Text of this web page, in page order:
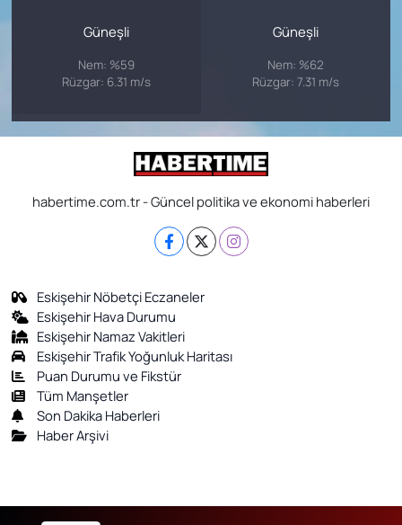
Güneşli
Nem: %59
Rüzgar: 6.31 m/s
Güneşli
Nem: %62
Rüzgar: 7.31 m/s
habertime.com.tr - Güncel politika ve ekonomi haberleri
Eskişehir Nöbetçi Eczaneler
Eskişehir Hava Durumu
Eskişehir Namaz Vakitleri
Eskişehir Trafik Yoğunluk Haritası
Puan Durumu ve Fikstür
Tüm Manşetler
Son Dakika Haberleri
Haber Arşivi